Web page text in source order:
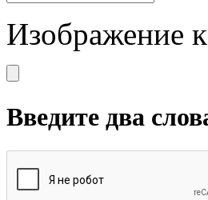
Изображение
Введите два